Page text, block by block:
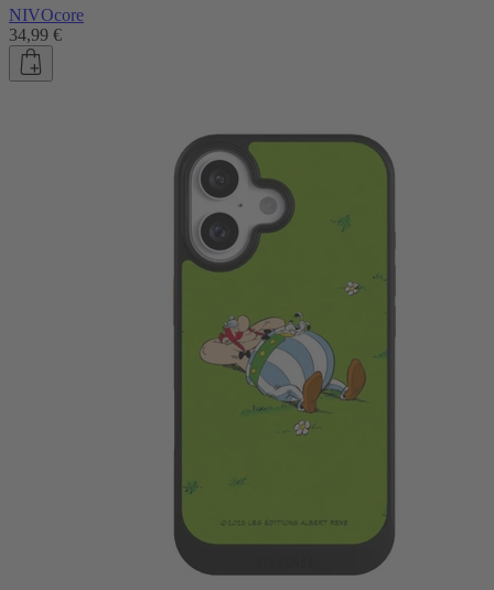
NIVOcore
34,99 €